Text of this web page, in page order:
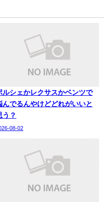
ルシェかレクサスかベンツで
んでるんやけどどれがいいと
う？
08-02